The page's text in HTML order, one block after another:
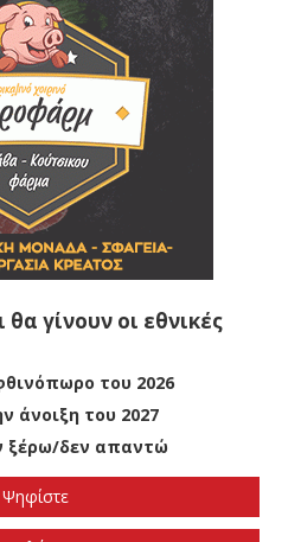
γίνουν οι εθνικές
του 2026
άνοιξη του 2027